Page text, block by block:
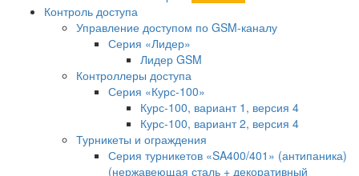
Контроль доступа
Управление доступом по GSM-каналу
Серия «Лидер»
Лидер GSM
Контроллеры доступа
Серия «Курс-100»
Курс-100, вариант 1, версия 4
Курс-100, вариант 2, версия 4
Турникеты и ограждения
Серия турникетов «SA400/401» (антипаника)
(нержавеющая сталь + декоративный